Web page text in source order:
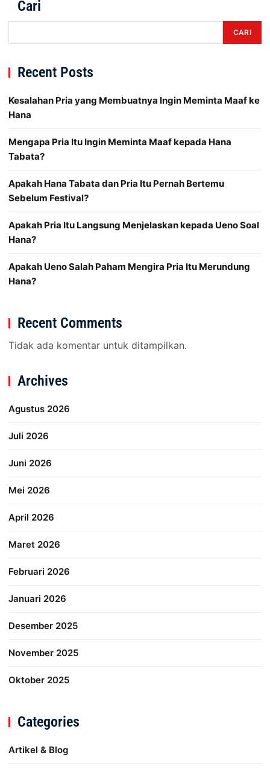
Cari
CARI
Recent Posts
Kesalahan Pria yang Membuatnya Ingin Meminta Maaf ke
Hana
Mengapa Pria Itu Ingin Meminta Maaf kepada Hana
Tabata?
Apakah Hana Tabata dan Pria Itu Pernah Bertemu
Sebelum Festival?
Apakah Pria Itu Langsung Menjelaskan kepada Ueno Soal
Hana?
Apakah Ueno Salah Paham Mengira Pria Itu Merundung
Hana?
Recent Comments
Tidak ada komentar untuk ditampilkan.
Archives
Agustus 2026
Juli 2026
Juni 2026
Mei 2026
April 2026
Maret 2026
Februari 2026
Januari 2026
Desember 2025
November 2025
Oktober 2025
Categories
Artikel & Blog